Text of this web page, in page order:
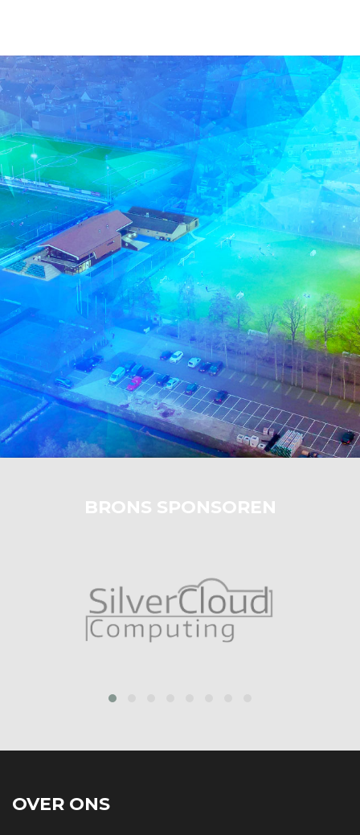
BRONS SPONSOREN
OVER ONS